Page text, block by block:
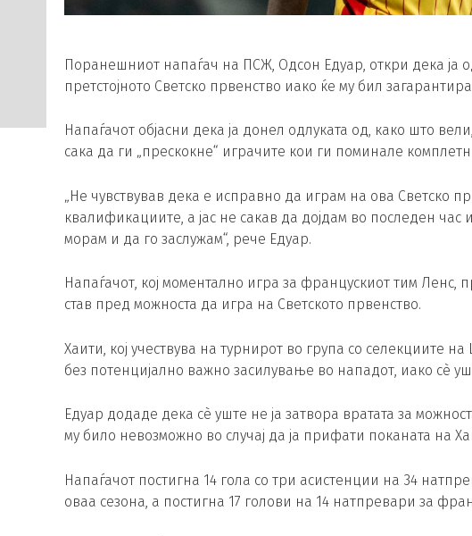
Поранешниот напаѓач на ПСЖ, Одсон Едуар, откри дека ја
претстојното Светско првенство иако ќе му бил
Напаѓачот објасни дека ја донел одлуката од, како што
сака да ги „прескокне“ играчите кои ги поминале
„Не чувствував дека е исправно да играм на ова Светско
квалификациите, а јас не сакав да дојдам во последен час
морам и да го заслужам“, рече Едуар.
Напаѓачот, кој моментално игра за францускиот тим Ленс,
став пред можноста да игра на Светското првенство.
Хаити, кој учествува на турнирот во група со селекциите
без потенцијално важно засилување во нападот, иако сè
Едуар додаде дека сè уште не ја затвора вратата за
му било невозможно во случај да ја прифати поканата на
Напаѓачот постигна 14 гола со три асистенции на 34
оваа сезона, а постигна 17 голови на 14 натпревари за